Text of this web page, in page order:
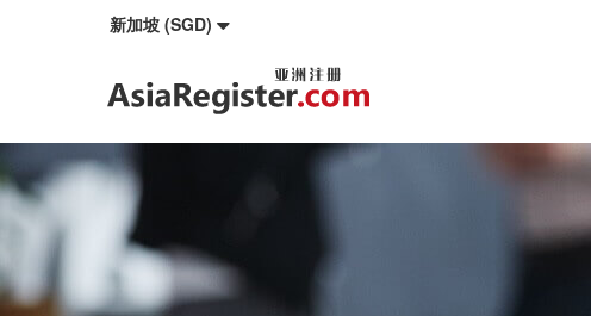
新加坡 (SGD)